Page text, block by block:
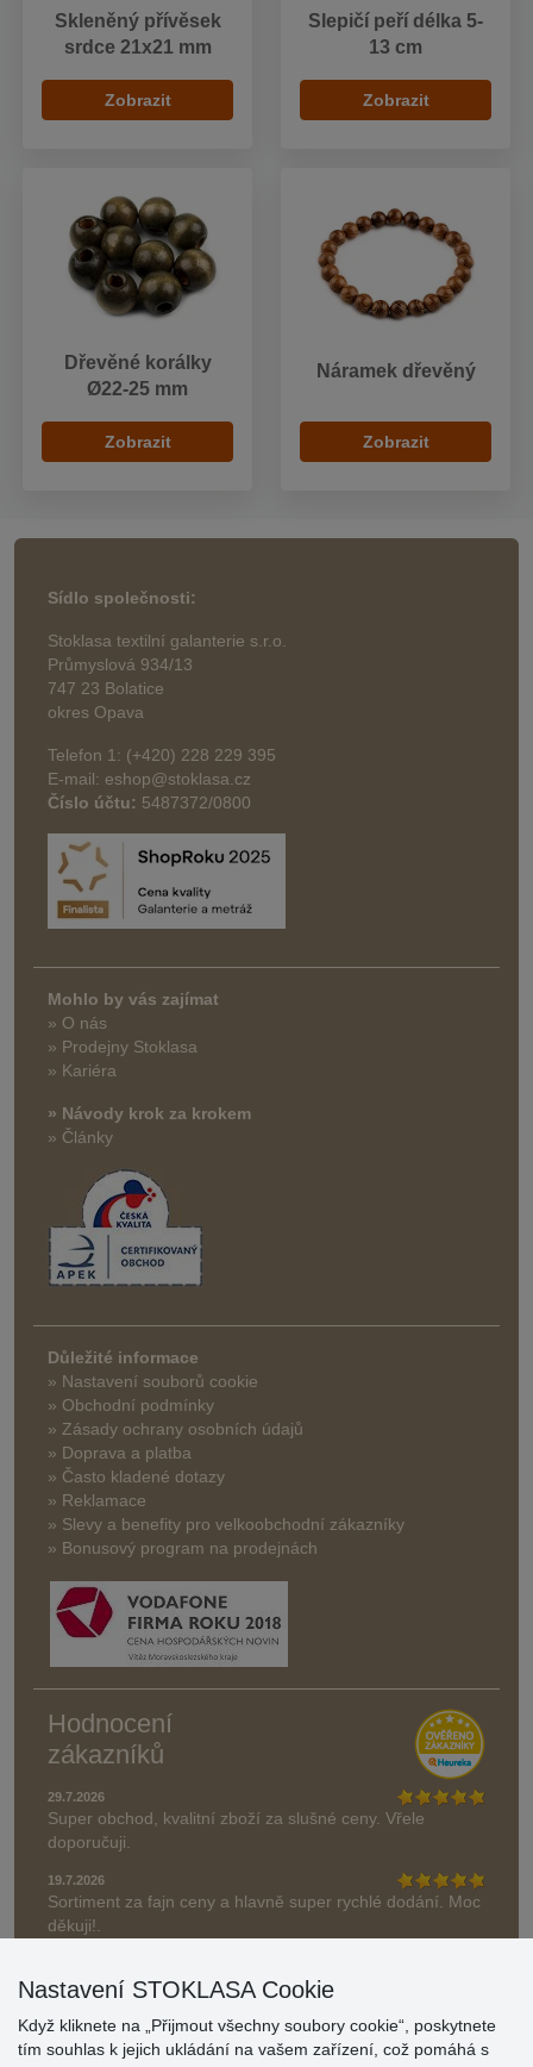
Skleněný přívěsek
srdce 21x21 mm
Zobrazit
Slepičí peří délka 5-
13 cm
Zobrazit
Dřevěné korálky
Ø22-25 mm
Zobrazit
Náramek dřevěný
Zobrazit
Sídlo společnosti:
Stoklasa textilní galanterie s.r.o.
Průmyslová 934/13
747 23 Bolatice
okres Opava
Telefon 1: (+420) 228 229 395
E-mail: eshop@stoklasa.cz
Číslo účtu: 5487372/0800
Mohlo by vás zajímat
» O nás
» Prodejny Stoklasa
» Kariéra
» Návody krok za krokem
» Články
Důležité informace
» Nastavení souborů cookie
» Obchodní podmínky
» Zásady ochrany osobních údajů
» Doprava a platba
» Často kladené dotazy
» Reklamace
» Slevy a benefity pro velkoobchodní zákazníky
» Bonusový program na prodejnách
Hodnocení
zákazníků
29.7.2026
Super obchod, kvalitní zboží za slušné ceny. Vřele
doporučuji.
19.7.2026
Sortiment za fajn ceny a hlavně super rychlé dodání. Moc
děkuji!.
» Aktuálně 19084 recenzí
* Recenze neověřujeme
Nastavení STOKLASA Cookie
Když kliknete na „Přijmout všechny soubory cookie“, poskytnete
tím souhlas k jejich ukládání na vašem zařízení, což pomáhá s